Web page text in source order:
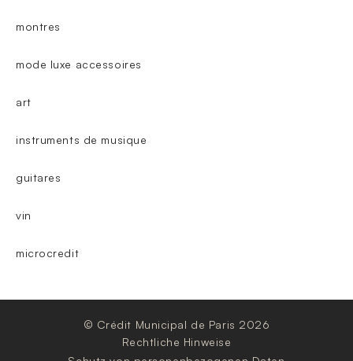
montres
mode luxe accessoires
art
instruments de musique
guitares
vin
microcredit
© Crédit Municipal de Paris 2026
Rechtliche Hinweise